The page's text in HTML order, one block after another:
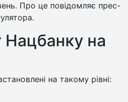
Про це повідомляє прес-
Нацбанку на
на такому рівні: